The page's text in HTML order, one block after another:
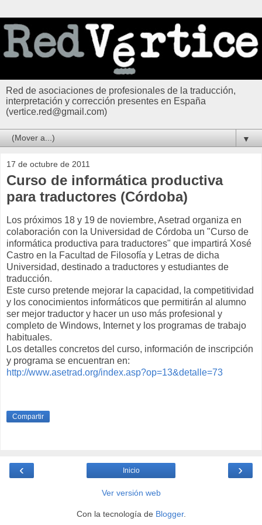
Red de asociaciones de profesionales de la traducción,
interpretación y corrección presentes en España
(vertice.red@gmail.com)
▼
17 de octubre de 2011
Curso de informática productiva
para traductores (Córdoba)
Los próximos 18 y 19 de noviembre, Asetrad organiza en
colaboración con la Universidad de Córdoba un "Curso de
informática productiva para traductores" que impartirá Xosé
Castro en la Facultad de Filosofía y Letras de dicha
Universidad, destinado a traductores y estudiantes de
traducción.
Este curso pretende mejorar la capacidad, la competitividad
y los conocimientos informáticos que permitirán al alumno
ser mejor traductor y hacer un uso más profesional y
completo de Windows, Internet y los programas de trabajo
habituales.
Los detalles concretos del curso, información de inscripción
y programa se encuentran en:
http://www.asetrad.org/index.asp?op=13&detalle=73
Compartir
‹ ›
Inicio
Ver versión web
Con la tecnología de Blogger.